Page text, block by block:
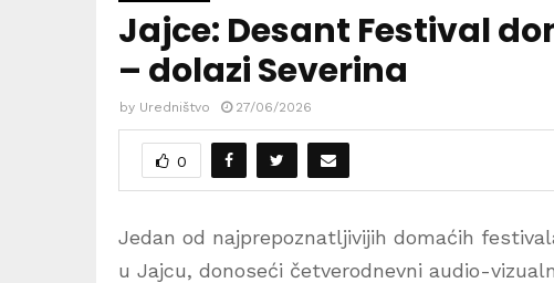
Jajce: Desant Festival
– dolazi Severina
by Uredništvo 27/06/2026
0
Jedan od najprepoznatljivijih domaćih
u Jajcu, donoseći četverodnevni audio-